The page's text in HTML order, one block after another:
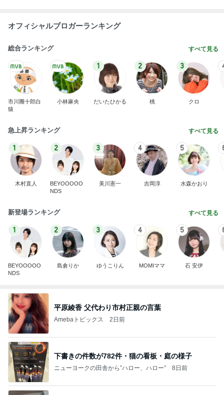
オフィシャルブロガーランキング
総合ランキング すべて見る
市川團十郎白
猿
小林麻央
1
だいたひかる
2
桃
3
クロ
急上昇ランキング すべて見る
1
木村直人
2
BEYOOOOO
NDS
3
美川憲一
4
吉岡淳
5
水森かおり
新登場ランキング すべて見る
1
BEYOOOOO
NDS
2
島倉りか
3
ゆうこりん
4
MOMIママ
5
石 安伊
平原綾香 父代わり市村正親の言葉
Amebaトピックス 2日前
下書きの件数が782件・猫の看板・庭の様子
ニューヨークの田舎から”ハロー、ハロー” 8日前